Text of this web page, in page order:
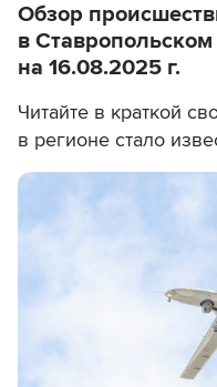
Обзор
в
на 16.08.2025 г.
Читайте в краткой
в регионе стало